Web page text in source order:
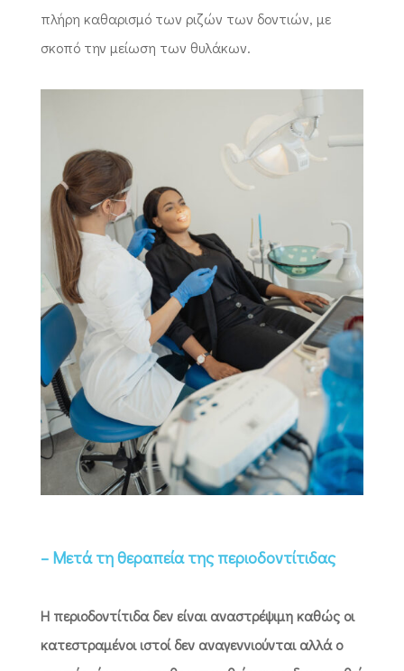
πλήρη καθαρισμό των ριζών των δοντιών, με
σκοπό την μείωση των θυλάκων.
– Μετά τη θεραπεία της περιοδοντίτιδας
Η περιοδοντίτιδα δεν είναι αναστρέψιμη καθώς οι
κατεστραμένοι ιστοί δεν αναγεννιούνται αλλά ο